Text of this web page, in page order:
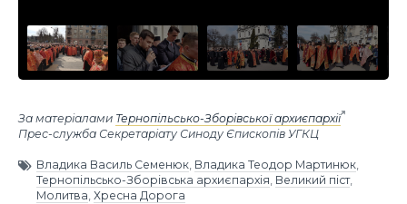
За матеріалами Тернопільсько-Зборівської архиєпархії
Прес-служба Секретаріату Синоду Єпископів УГКЦ
Владика Василь Семенюк, Владика Теодор Мартинюк,
Тернопільсько-Зборівська архиєпархія, Великий піст,
Молитва, Хресна Дорога